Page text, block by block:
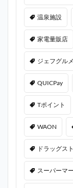
温泉施設
家電量販店
ジェフグル
QUICPay
Tポイント
WAON
ドラッグス
スーパーマ